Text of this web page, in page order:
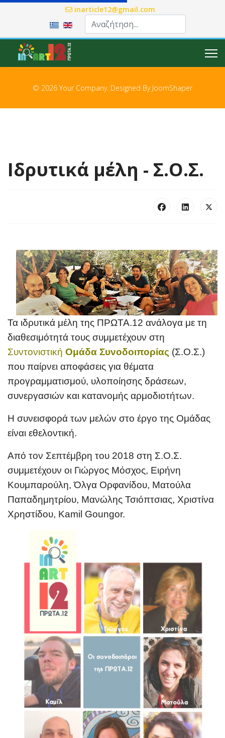
inarticle12@gmail.com
Επιλέξτε τη γλώσσα σας
© 2026 Your Company. Designed By JoomShaper
Ιδρυτικά μέλη - Σ.Ο.Σ.
Τα ιδρυτικά μέλη της ΠΡΩΤΑ.12 ανάλογα με τη
διαθεσιμότητά τους συμμετέχουν στη
Συντονιστική Ομάδα Συνοδοιπορίας (Σ.Ο.Σ.)
που παίρνει αποφάσεις για θέματα
προγραμματισμού, υλοποίησης δράσεων,
συνεργασιών και κατανομής αρμοδιοτήτων.
Η συνεισφορά των μελών στο έργο της Ομάδας
είναι εθελοντική.
Από τον Σεπτέμβρη του 2018 στη Σ.Ο.Σ.
συμμετέχουν οι Γιώργος Μόσχος, Ειρήνη
Κουμπαρούλη, Όλγα Ορφανίδου, Ματούλα
Παπαδημητρίου, Μανώλης Τσιόπτσιας, Χριστίνα
Χρηστίδου, Kamil Goungor.